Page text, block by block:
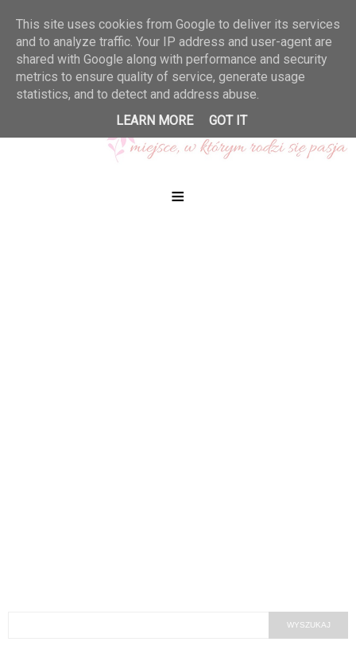
≡
This site uses cookies from Google to deliver its services
and to analyze traffic. Your IP address and user-agent are
shared with Google along with performance and security
metrics to ensure quality of service, generate usage
statistics, and to detect and address abuse.
LEARN MORE
GOT IT